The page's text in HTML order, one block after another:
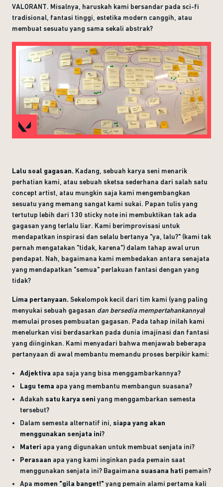
VALORANT. Misalnya, haruskah kami bersandar pada sci-fi
tradisional, fantasi tinggi, estetika modern canggih, atau
membuat sesuatu yang sama sekali abstrak?
Lalu soal gagasan. Kadang, sebuah karya seni menarik
perhatian kami, atau sebuah sketsa sederhana dari salah satu
concept artist, atau mungkin saja kami mengembangkan
sesuatu yang memang sangat kami sukai. Papan tulis yang
tertutup lebih dari 130 sticky note ini membuktikan tak ada
gagasan yang terlalu liar. Kami berimprovisasi untuk
mendapatkan inspirasi dan selalu bertanya "ya, lalu?" (kami tak
pernah mengatakan "tidak, karena") dalam tahap awal urun
pendapat. Nah, bagaimana kami membedakan antara senajata
yang mendapatkan "semua" perlakuan fantasi dengan yang
tidak?
Lima pertanyaan. Sekelompok kecil dari tim kami (yang paling
menyukai sebuah gagasan dan bersedia mempertahankannya)
memulai proses pembuatan gagasan. Pada tahap inilah kami
menelurkan visi berdasarkan pada dunia imajinasi dan fantasi
yang diinginkan. Kami menyadari bahwa menjawab beberapa
pertanyaan di awal membantu memandu proses berpikir kami:
Adjektiva apa saja yang bisa menggambarkannya?
Lagu tema apa yang membantu membangun suasana?
Adakah satu karya seni yang menggambarkan semesta
tersebut?
Dalam semesta alternatif ini, siapa yang akan
menggunakan senjata ini?
Materi apa yang digunakan untuk membuat senjata ini?
Perasaan apa yang kami inginkan pada pemain saat
menggunakan senjata ini? Bagaimana suasana hati pemain?
Apa momen "gila banget!" yang pemain alami pertama kali